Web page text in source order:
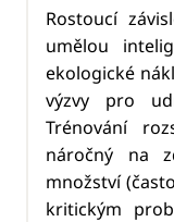
Rostoucí
umělou
ekologické
výzvy pro
Trénování
náročný na
množství
kritickým